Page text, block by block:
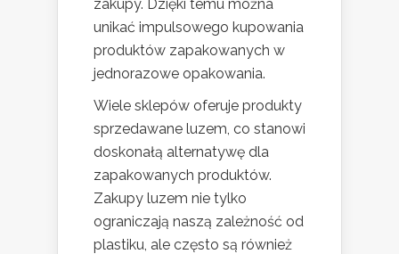
zakupy. Dzięki temu można
unikać impulsowego kupowania
produktów zapakowanych w
jednorazowe opakowania.
Wiele sklepów oferuje produkty
sprzedawane luzem, co stanowi
doskonałą alternatywę dla
zapakowanych produktów.
Zakupy luzem nie tylko
ograniczają naszą zależność od
plastiku, ale często są również